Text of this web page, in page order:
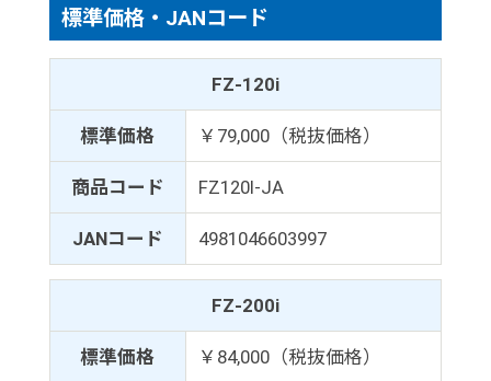
標準価格・JANコード
FZ-120i
標準価格 ￥79,000（税抜価格）
商品コード FZ120I-JA
JANコード 4981046603997
FZ-200i
標準価格 ￥84,000（税抜価格）